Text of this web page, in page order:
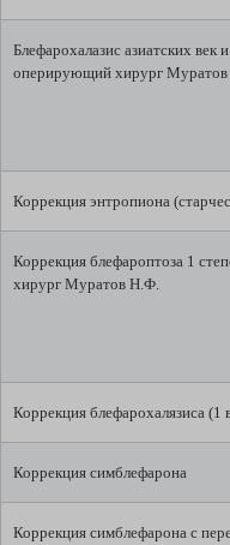
Блефарохалазис азиатских век
оперирующий хирург
Коррекция энтропиона
Коррекция блефароптоза 1
хирург Муратов Н.Ф.
Коррекция блефарохалязиса (1
Коррекция симблефарона
Коррекция симблефарона с